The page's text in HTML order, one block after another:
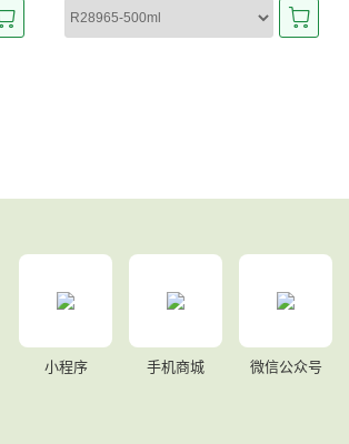
小程序 手机商城 微信公众号